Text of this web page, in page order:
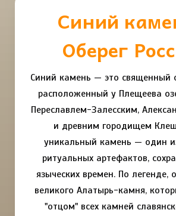
Синий
Оберег
Синий камень — это священный
расположенный у Плещеева
Переславлем-Залесским,
и древним городищем
уникальный камень — один
ритуальных артефактов,
языческих времен. По легенде,
великого Алатырь-камня,
"отцом" всех камней